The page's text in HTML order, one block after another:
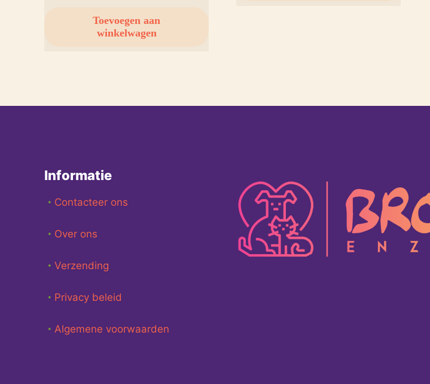
Toevoegen aan
winkelwagen
Informatie
Contacteer ons
Over ons
Verzending
Privacy beleid
Algemene voorwaarden